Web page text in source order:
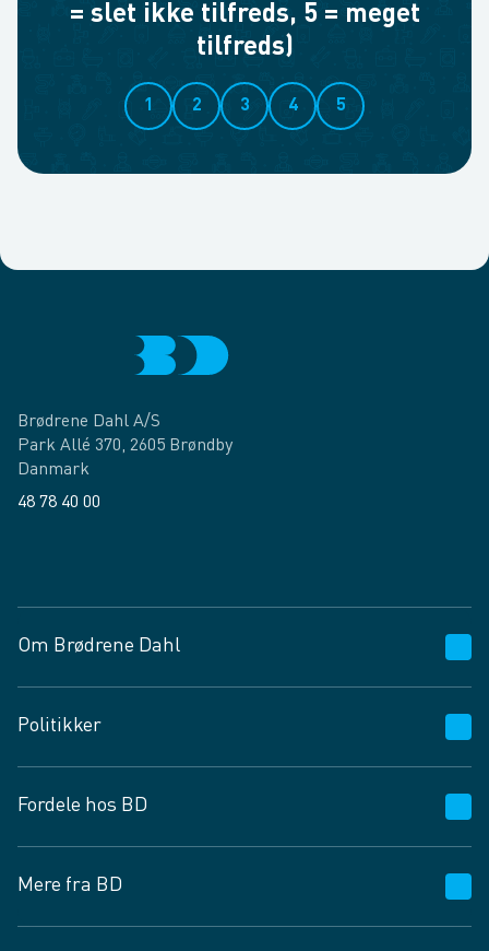
= slet ikke tilfreds, 5 = meget
tilfreds)
1 2 3 4 5
Brødrene Dahl A/S
Park Allé 370, 2605 Brøndby
Danmark
48 78 40 00
Om Brødrene Dahl
Vagttelefon 30 10 89 89
Spørgsmål og svar
Job og karriere
Fødevarekontrolrapport
Politikker
Privatlivspolitik
Cookies
Vilkår og betingelser
Fordele hos BD
BD app
BD.dk services
Mere fra BD